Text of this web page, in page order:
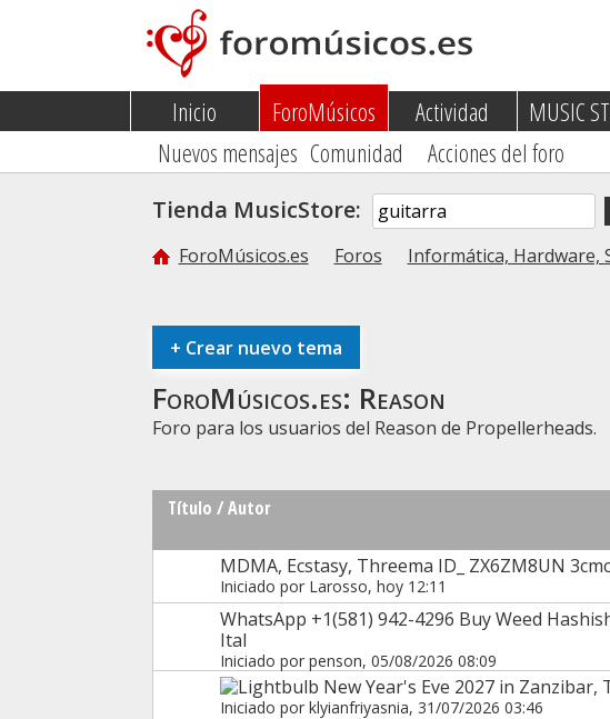
Inicio
ForoMúsicos
Nuevos mensajes Comunidad Acciones del foro
Actividad MUSIC
Tienda MusicStore:
ForoMúsicos.es Foros Informática, Hardware,
+ Crear nuevo tema
ForoMúsicos.es: Reason
Foro para los usuarios del Reason de Propellerheads.
Título /Autor
MDMA, Ecstasy, Threema ID_ ZX6ZM8UN
Iniciado por Larosso, hoy 12:11
WhatsApp +1(581) 942-4296 Buy Weed
Ital
Iniciado por penson, 05/08/2026 08:09
New Year's Eve 2027 in Zanzibar,
Iniciado por klyianfriyasnia, 31/07/2026 03:46